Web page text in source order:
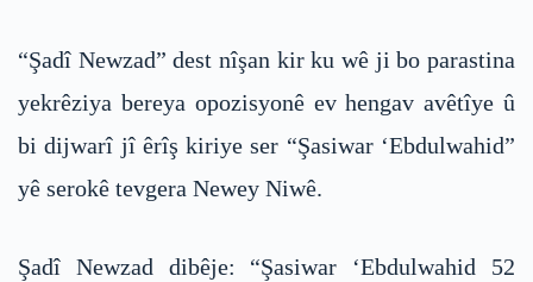
“Şadî Newzad” dest nîşan kir ku wê ji bo parastina
yekrêziya bereya opozisyonê ev hengav avêtîye û
bi dijwarî jî êrîş kiriye ser “Şasiwar ‘Ebdulwahid”
yê serokê tevgera Newey Niwê.
Şadî Newzad dibêje: “Şasiwar ‘Ebdulwahid 52